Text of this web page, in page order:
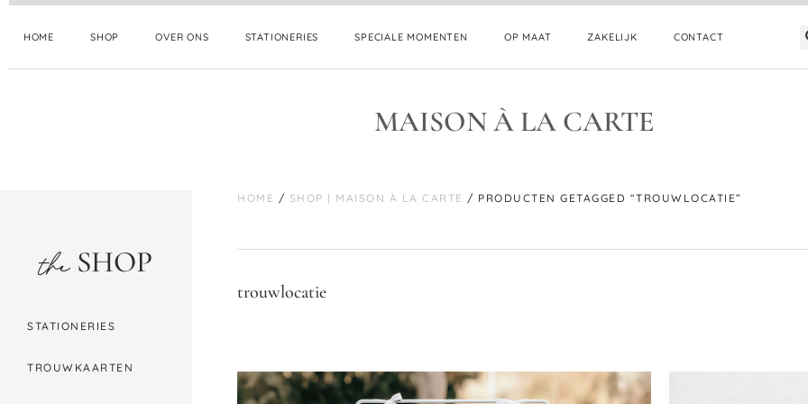
HOME SHOP OVER ONS STATIONERIES SPECIALE MOMENTEN OP MAAT ZAKELIJK CONTACT
MAISON À LA CARTE
theSHOP
STATIONERIES
TROUWKAARTEN
HOME / SHOP | MAISON À LA CARTE / PRODUCTEN GETAGGED “TROUWLOCATIE”
trouwlocatie